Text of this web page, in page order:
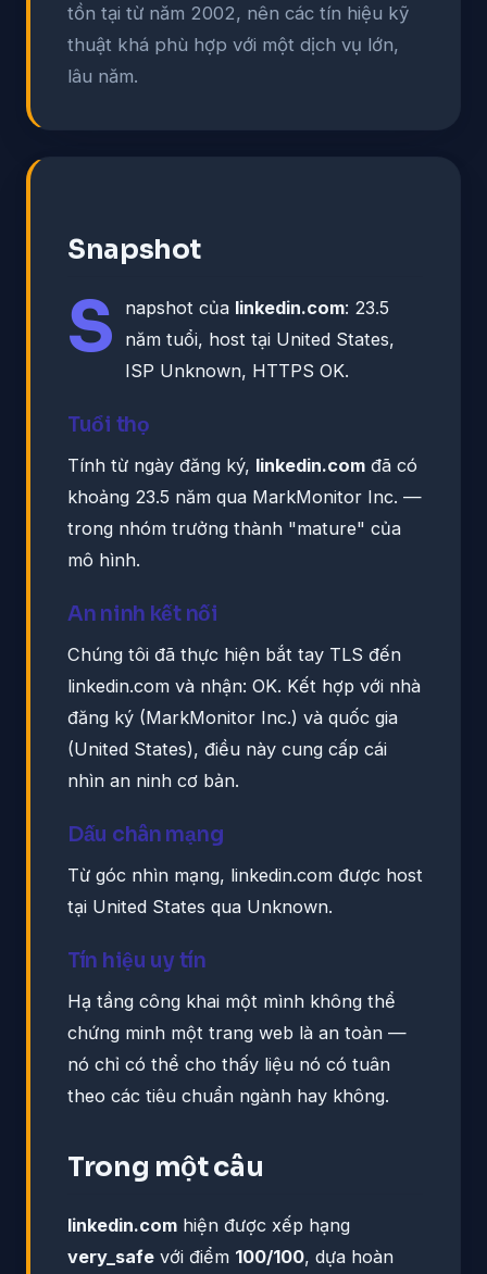
tồn tại từ năm 2002, nên các tín hiệu kỹ
thuật khá phù hợp với một dịch vụ lớn,
lâu năm.
Snapshot
S napshot của linkedin.com: 23.5
năm tuổi, host tại United States,
ISP Unknown, HTTPS OK.
Tuổi thọ
Tính từ ngày đăng ký, linkedin.com đã có
khoảng 23.5 năm qua MarkMonitor Inc. —
trong nhóm trưởng thành "mature" của
mô hình.
An ninh kết nối
Chúng tôi đã thực hiện bắt tay TLS đến
linkedin.com và nhận: OK. Kết hợp với nhà
đăng ký (MarkMonitor Inc.) và quốc gia
(United States), điều này cung cấp cái
nhìn an ninh cơ bản.
Dấu chân mạng
Từ góc nhìn mạng, linkedin.com được host
tại United States qua Unknown.
Tín hiệu uy tín
Hạ tầng công khai một mình không thể
chứng minh một trang web là an toàn —
nó chỉ có thể cho thấy liệu nó có tuân
theo các tiêu chuẩn ngành hay không.
Trong một câu
linkedin.com hiện được xếp hạng
very_safe với điểm 100/100, dựa hoàn